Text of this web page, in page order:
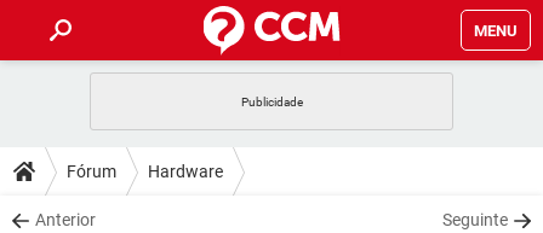
MENU
CELULAR
OUTLOOK
DICAS
JOGOS
DOWNLOADS
Fórum Hardware
Anterior Seguinte